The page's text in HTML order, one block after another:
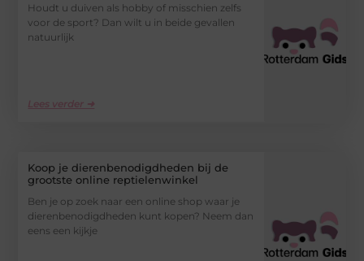
Houdt u duiven als hobby of misschien zelfs
voor de sport? Dan wilt u in beide gevallen
natuurlijk
Lees verder ➜
Koop je dierenbenodigdheden bij de
grootste online reptielenwinkel
Ben je op zoek naar een online shop waar je
dierenbenodigdheden kunt kopen? Neem dan
eens een kijkje